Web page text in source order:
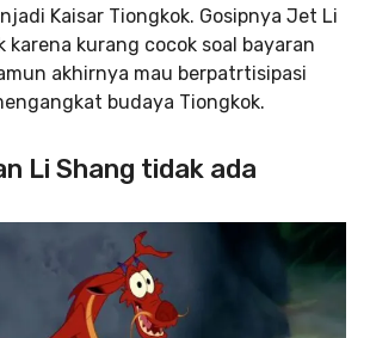
Kaisar Tiongkok. Gosipnya Jet Li
karena kurang cocok soal bayaran
akhirnya mau berpatrtisipasi
budaya Tiongkok.
Li Shang tidak ada